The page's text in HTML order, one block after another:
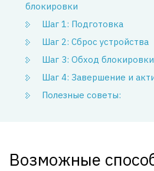
блокировки
Шаг 1: Подготовка
Шаг 2: Сброс устройства
Шаг 3: Обход блокировки
Шаг 4: Завершение и
Полезные советы:
Возможные